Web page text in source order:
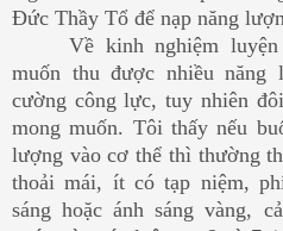
Đức Thầy Tổ để nạp năng
Về kinh nghiệm
muốn thu được nhiều năng
cường công lực, tuy nhiên
mong muốn. Tôi thấy nếu
lượng vào cơ thể thì thường
thoải mái, ít có tạp niệm,
sáng hoặc ánh sáng vàng,